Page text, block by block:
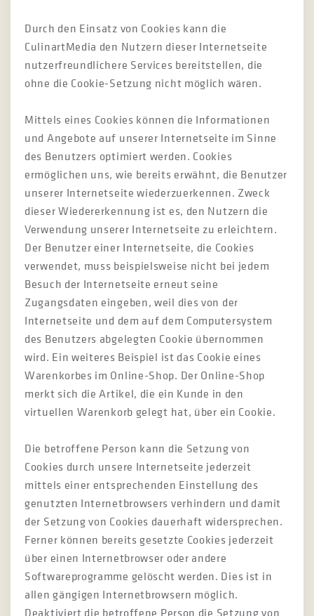
Durch den Einsatz von Cookies kann die
CulinartMedia den Nutzern dieser Internetseite
nutzerfreundlichere Services bereitstellen, die
ohne die Cookie-Setzung nicht möglich wären.
Mittels eines Cookies können die Informationen
und Angebote auf unserer Internetseite im Sinne
des Benutzers optimiert werden. Cookies
ermöglichen uns, wie bereits erwähnt, die Benutzer
unserer Internetseite wiederzuerkennen. Zweck
dieser Wiedererkennung ist es, den Nutzern die
Verwendung unserer Internetseite zu erleichtern.
Der Benutzer einer Internetseite, die Cookies
verwendet, muss beispielsweise nicht bei jedem
Besuch der Internetseite erneut seine
Zugangsdaten eingeben, weil dies von der
Internetseite und dem auf dem Computersystem
des Benutzers abgelegten Cookie übernommen
wird. Ein weiteres Beispiel ist das Cookie eines
Warenkorbes im Online-Shop. Der Online-Shop
merkt sich die Artikel, die ein Kunde in den
virtuellen Warenkorb gelegt hat, über ein Cookie.
Die betroffene Person kann die Setzung von
Cookies durch unsere Internetseite jederzeit
mittels einer entsprechenden Einstellung des
genutzten Internetbrowsers verhindern und damit
der Setzung von Cookies dauerhaft widersprechen.
Ferner können bereits gesetzte Cookies jederzeit
über einen Internetbrowser oder andere
Softwareprogramme gelöscht werden. Dies ist in
allen gängigen Internetbrowsern möglich.
Deaktiviert die betroffene Person die Setzung von